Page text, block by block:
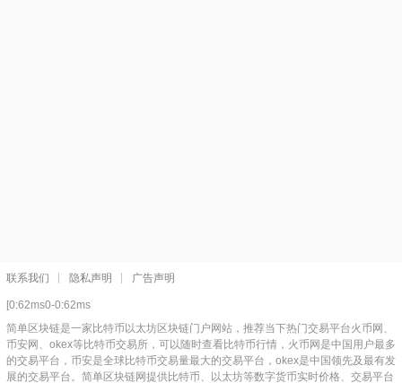
联系我们 隐私声明 广告声明
[0:62ms0-0:62ms
简单区块链是一家比特币以太坊区块链门户网站，推荐当下热门交易平台火币网、
币安网、okex等比特币交易所，可以随时查看比特币行情，火币网是中国用户最多
的交易平台，币安是全球比特币交易量最大的交易平台，okex是中国领先及最有发
展的交易平台。简单区块链网提供比特币、以太坊等数字货币实时价格、交易平台